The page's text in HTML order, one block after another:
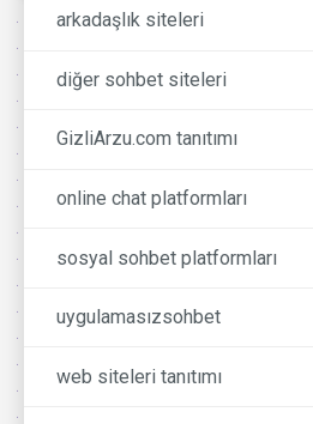
arkadaşlık siteleri
diğer sohbet siteleri
GizliArzu.com tanıtımı
online chat platformları
sosyal sohbet platformları
uygulamasızsohbet
web siteleri tanıtımı